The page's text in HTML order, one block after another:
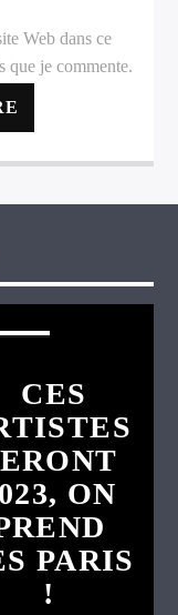
Web dans ce
que je commente.
CES
ON
PARIS
!